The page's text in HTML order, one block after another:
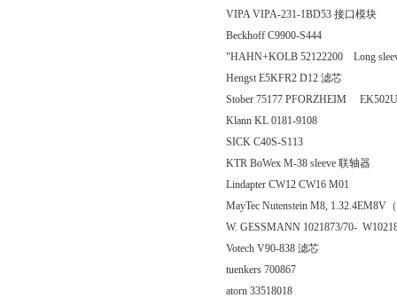
VIPA VIPA-231-1BD53 接口模块
Beckhoff C9900-S444
"HAHN+KOLB 52122200 Long
Hengst E5KFR2 D12 滤芯
Stober 75177 PFORZHEIM
Klann KL 0181-9108
SICK C40S-S113
KTR BoWex M-38 sleeve 联轴器
Lindapter CW12 CW16 M01
MayTec Nutenstein M8, 1.32.4EM8V
W. GESSMANN 1021873/70-
Votech V90-838 滤芯
tuenkers 700867
atorn 33518018